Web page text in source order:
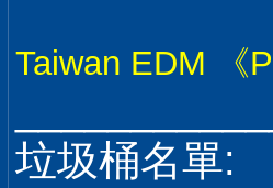
Taiwan EDM 《
垃圾桶名單: